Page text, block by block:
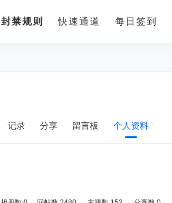
封禁规则 快速通道 每日签到
记录 分享 留言板 个人资料